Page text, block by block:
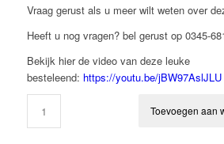
Vraag gerust als u meer wilt weten over
Heeft u nog vragen? bel gerust op 0345-
Bekijk hier de video van deze leuke
besteleend: https://youtu.be/jBW97AslJLU
Toevoegen aan